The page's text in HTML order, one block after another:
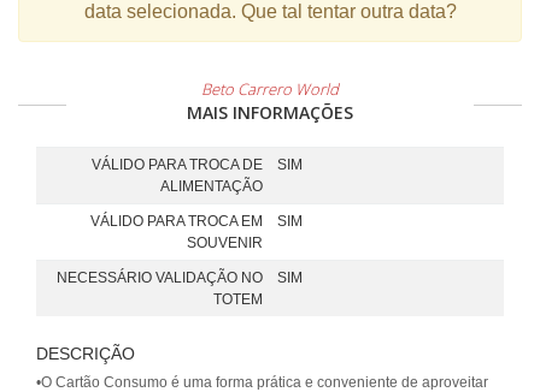
data selecionada. Que tal tentar outra data?
Beto Carrero World
MAIS INFORMAÇÕES
VÁLIDO PARA TROCA DE
ALIMENTAÇÃO
SIM
VÁLIDO PARA TROCA EM
SOUVENIR
SIM
NECESSÁRIO VALIDAÇÃO NO
TOTEM
SIM
DESCRIÇÃO
•O Cartão Consumo é uma forma prática e conveniente de aproveitar